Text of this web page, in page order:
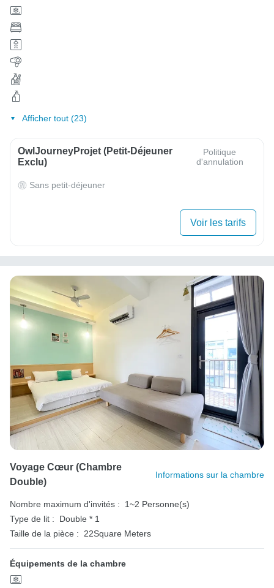
Afficher tout (23)
OwlJourneyProjet (petit-Déjeuner
Exclu)
Politique
d'annulation
Sans petit-déjeuner
Voir les tarifs
Voyage Cœur (Chambre
Double)
Informations sur la chambre
Nombre maximum d'invités :
1~2 Personne(s)
Type de lit :
Double * 1
Taille de la pièce : 22Square Meters
Équipements de la chambre